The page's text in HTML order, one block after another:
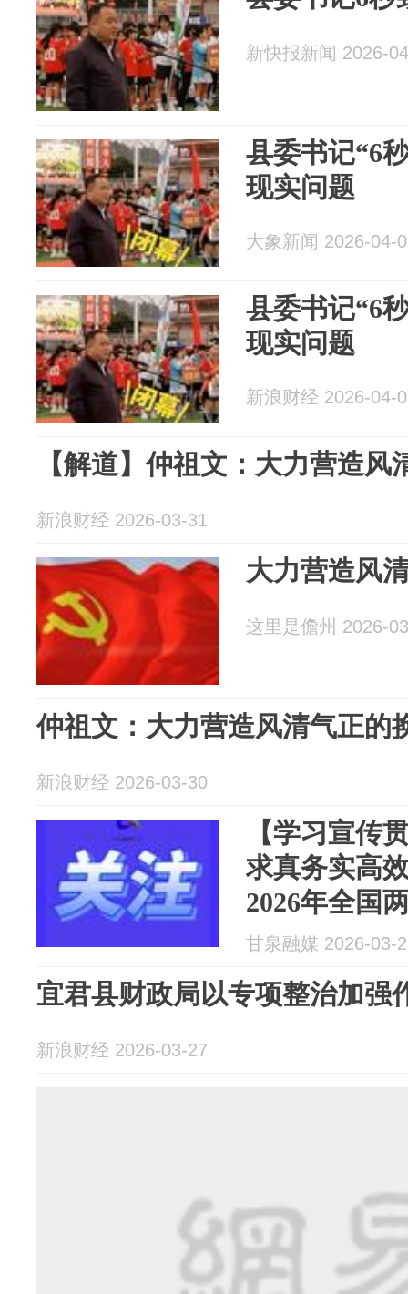
新快报新闻 2026-
县委书记“6
现实问题
大象新闻 2026-04-
县委书记“6
现实问题
新浪财经 2026-04-
【解道】仲祖文：大力营造风
新浪财经 2026-03-31
大力营造风
这里是儋州 2026-
仲祖文：大力营造风清气正的
新浪财经 2026-03-30
【学习宣传
求真务实高
2026年全国
甘泉融媒 2026-03-
宜君县财政局以专项整治加
新浪财经 2026-03-27